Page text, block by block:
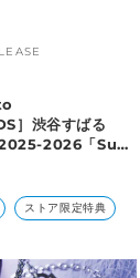
］渋谷すばる
2026「Su」
ストア限定特典